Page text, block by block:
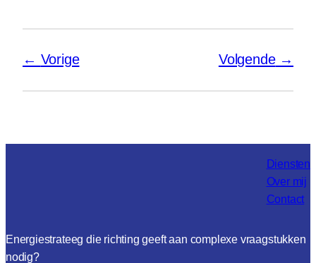
Vorige Volgende
Diensten
Over mij
Contact
Energiestrateeg die richting geeft aan complexe vraagstukken
nodig?